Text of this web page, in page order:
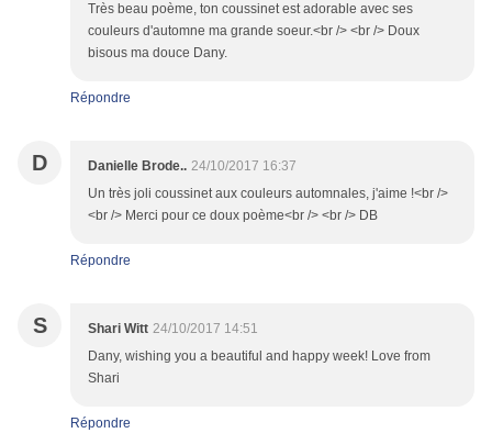
Très beau poème, ton coussinet est adorable avec ses
couleurs d'automne ma grande soeur.<br /> <br /> Doux
bisous ma douce Dany.
Répondre
D Danielle Brode.. 24/10/2017 16:37
Un très joli coussinet aux couleurs automnales, j'aime !<br />
<br /> Merci pour ce doux poème<br /> <br /> DB
Répondre
S Shari Witt 24/10/2017 14:51
Dany, wishing you a beautiful and happy week! Love from
Shari
Répondre